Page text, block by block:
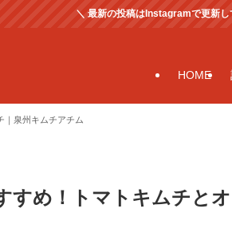
＼ 最新の投稿はInstagramで更新し
HOME
｜泉州キムチアチム
すめ！トマトキムチと